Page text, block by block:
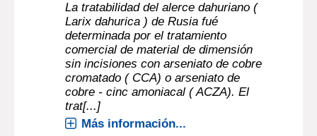
La tratabilidad del alerce dahuriano (
Larix dahurica ) de Rusia fué
determinada por el tratamiento
comercial de material de dimensión
sin incisiones con arseniato de cobre
cromatado ( CCA) o arseniato de
cobre - cinc amoniacal ( ACZA). El
trat[...]
Más información...